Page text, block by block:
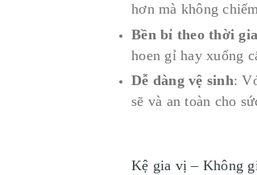
hơn mà không
Bền bỉ theo thời
hoen gỉ hay xuống
Dễ dàng vệ sinh:
sẽ và an toàn cho
Kệ gia vị – Không